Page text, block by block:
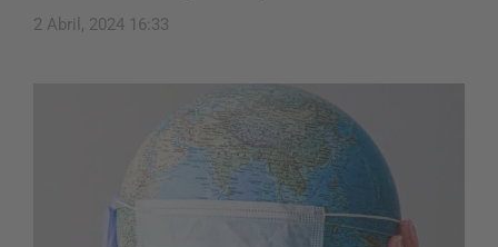
2 Abril, 2024 16:33